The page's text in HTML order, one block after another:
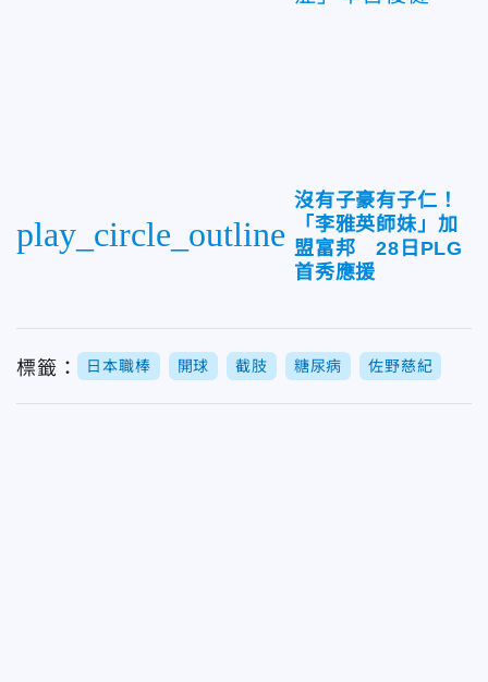
play_circle_outline
沒有子豪有子仁！
「李雅英師妹」加
盟富邦 28日PLG
首秀應援
標籤： 日本職棒 開球 截肢 糖尿病 佐野慈紀